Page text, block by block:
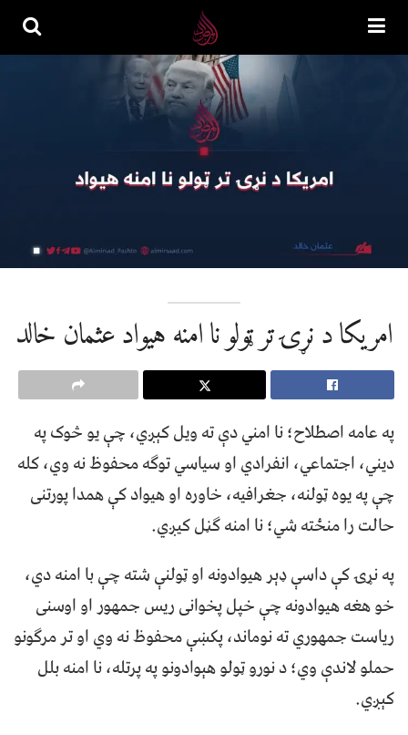
امریکا د نړۍ تر ټولو نا امنه هیواد عثمان خالد
په عامه اصطلاح؛ نا امني دې ته ویل کېږي، چې یو څوک په
دیني، اجتماعي، انفرادي او سیاسي توګه محفوظ نه وي، کله
چې په یوه ټولنه، جغرافيه، خاوره او هیواد کې همدا پورتنی
حالت را منځته شي؛ نا امنه ګڼل کیږي.
په نړۍ کې داسې ډېر هیوادونه او ټولنې شته چې با امنه دي،
خو هغه هیوادونه چې خپل پخوانی ریس جمهور او اوسنی
ریاست جمهوري ته نوماند، پکښې محفوظ نه وي او تر مرګونو
حملو لاندې وي؛ د نورو ټولو هېوادونو په پرتله، نا امنه بلل
کېږي.